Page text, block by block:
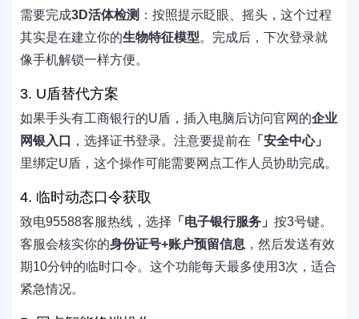
需要完成3D活体检测 ：按照提示眨眼、摇头，这个过程
其实是在建立你的生物特征模型。完成后，下次登录就
像手机解锁一样方便。
3. U盾替代方案
如果手头有工商银行的U盾，插入电脑后访问官网的企业
网银入口
，选择证书登录。注意要提前在 「安全中心」
里绑定U盾，这个操作可能需要网点工作人员协助完成。
4. 临时动态口令获取
致电95588客服热线，选择 「电子银行服务」 按3号键。
客服会核实你的身份证号+账户预留信息 ，然后发送有效
期10分钟的临时口令。这个功能每天最多使用3次，适合
紧急情况。